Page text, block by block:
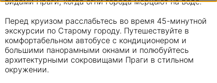
Перед круизом расслабьтесь во время 45-минутной
экскурсии по Старому городу. Путешествуйте в
комфортабельном автобусе с кондиционером и
большими панорамными окнами и полюбуйтесь
архитектурными сокровищами Праги в стильном
окружении.